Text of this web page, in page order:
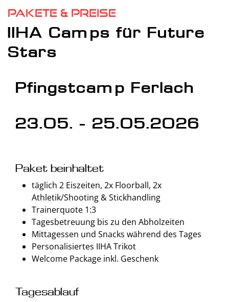
Pakete & Preise
IIHA Camps für Future
Stars
Pfingstcamp Ferlach
23.05. - 25.05.2026
Paket beinhaltet
täglich 2 Eiszeiten, 2x Floorball, 2x
Athletik/Shooting & Stickhandling
Trainerquote 1:3
Tagesbetreuung bis zu den Abholzeiten
Mittagessen und Snacks während des Tages
Personalisiertes IIHA Trikot
Welcome Package inkl. Geschenk
Tagesablauf